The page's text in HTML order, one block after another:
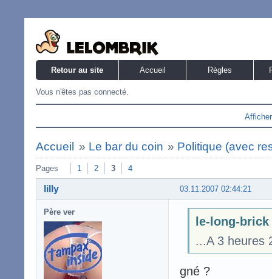
Retour au site Accueil Règles
Vous n'êtes pas connecté.
Accueil » Le bar du coin » Politique (avec
Pages 1 2 3 4
03.11.2007 02:44:21
lilly
Père ver
le-long-
...A 3 heures
gné ?